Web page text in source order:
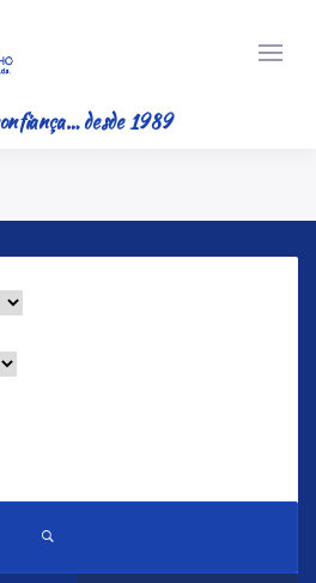
desde 1989